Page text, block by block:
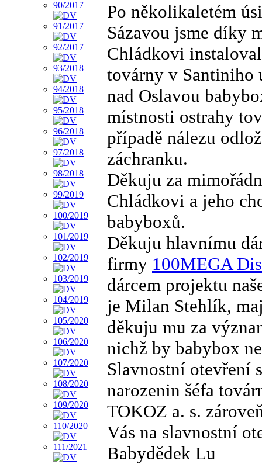
Po několikaletém
Sázavou jsme díky
Chládkovi
továrny v Santiniho
nad Oslavou
místnosti ostrahy
případě nálezu
záchranku.
Děkuju za
Chládkovi a jeho
babyboxů.
Děkuju hlavnímu
firmy 100MEGA
dárcem projektu
je Milan Stehlík,
děkuju mu za
nichž by babybox
Slavnostní otevření
narozenin šéfa
TOKOZ a. s.
Vás na slavnostní
Babydědek Lu